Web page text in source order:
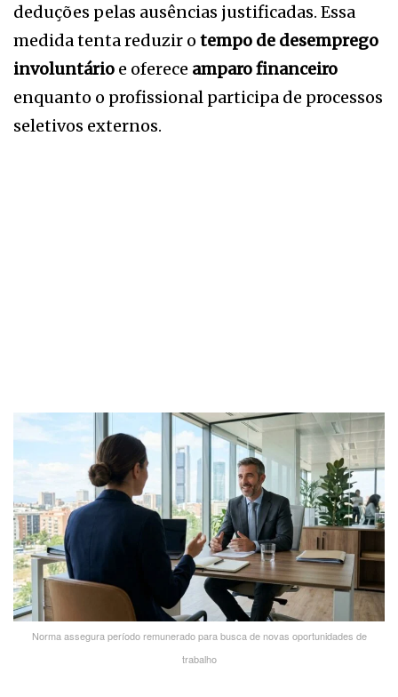
deduções pelas ausências justificadas. Essa
medida tenta reduzir o tempo de desemprego
involuntário e oferece amparo financeiro
enquanto o profissional participa de processos
seletivos externos.
Norma assegura período remunerado para busca de novas oportunidades de
trabalho